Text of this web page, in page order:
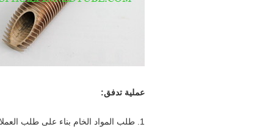
عملية تدفق:
1. طلب ​​المواد الخام بناء على طلب العملاء.